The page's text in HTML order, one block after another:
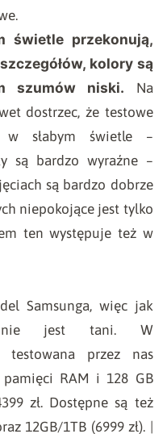
świetle przekonują,
kolory są
szumów niski. Na
dostrzec, że testowe
w słabym świetle –
są bardzo wyraźne –
są bardzo dobrze
niepokojące jest tylko
ten występuje też w
Samsunga, więc jak
nie jest tani. W
testowana przez nas
RAM i 128 GB
zł. Dostępne są też
12GB/1TB (6999 zł). |